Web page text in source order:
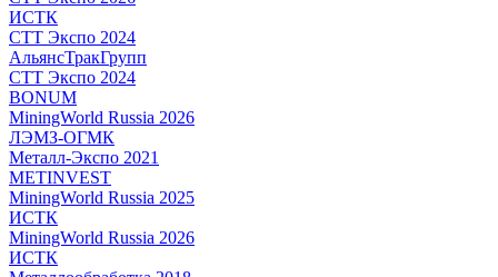
ИСТК
СТТ Экспо 2024
АльянсТракГрупп
СТТ Экспо 2024
BONUM
MiningWorld Russia 2026
ЛЭМЗ-ОГМК
Металл-Экспо 2021
METINVEST
MiningWorld Russia 2025
ИСТК
MiningWorld Russia 2026
ИСТК